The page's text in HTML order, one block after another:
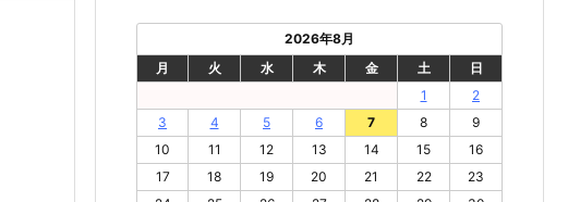
2026年8月
月
火 水 木 金 土
日
1
2
3
4 5 6 7 8
9
10
11 12 13 14 15
16
17
18 19 20 21 22
23